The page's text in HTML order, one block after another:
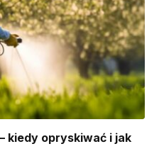
kiedy opryskiwać i jak